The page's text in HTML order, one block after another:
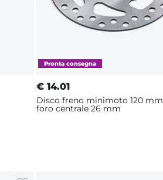
€ 14.01
Disco freno minimoto 120 mm
foro centrale 26 mm